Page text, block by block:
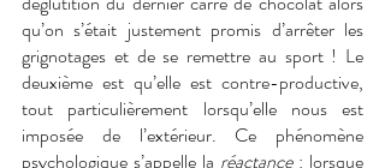
qu’on s’était justement promis d’arrêter les
grignotages et de se remettre au sport ! Le
deuxième est qu’elle est contre-productive,
tout particulièrement lorsqu’elle nous est
imposée de l’extérieur. Ce phénomène
psychologique s’appelle la réactance : lorsque